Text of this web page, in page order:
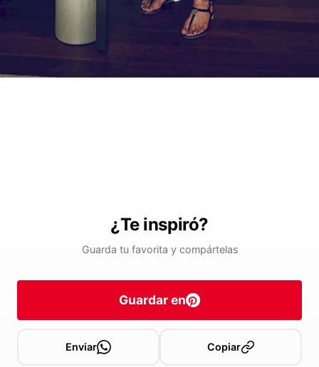
¿Te inspiró?
Guarda tu favorita y compártelas
Guardar en
Enviar Copiar